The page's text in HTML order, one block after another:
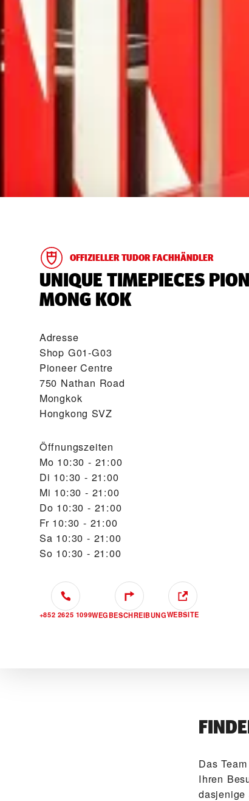
OFFIZIELLER TUDOR FACHHÄNDLER
‭UNIQUE TIMEPIECES
MONG KOK‬
Adresse
Shop G01-G03
Pioneer Centre
750 Nathan Road
Mongkok
Hongkong SVZ
Öffnungszeiten
Mo 10:30 - 21:00
Di 10:30 - 21:00
Mi 10:30 - 21:00
Do 10:30 - 21:00
Fr 10:30 - 21:00
Sa 10:30 - 21:00
So 10:30 - 21:00
+852 2625 1099WEGBESCHREIBUNGWEBSITE
Das
Ihren
dasjenige